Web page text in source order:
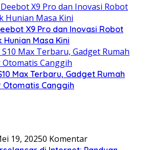
X9 Pro dan Inovasi Robot
Masa Kini
Max Terbaru, Gadget Rumah
Otomatis Canggih
19, 20250 Komentar